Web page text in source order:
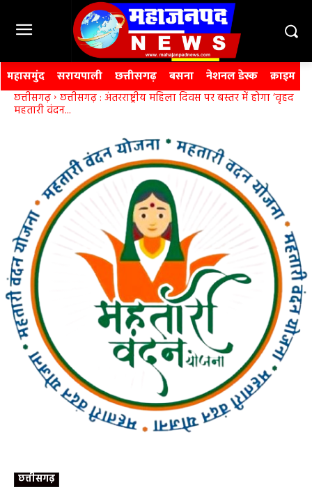
महासमुंद सरायपाली छत्तीसगढ़ बसना नेशनल डेस्क क्राइम
छत्तीसगढ़ छत्तीसगढ़ : अंतरराष्ट्रीय महिला दिवस पर बस्तर में होगा ‘वृहद
महतारी वंदन...
छत्तीसगढ़